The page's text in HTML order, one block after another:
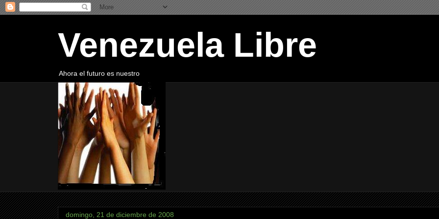
Venezuela Libre
Ahora el futuro es nuestro
domingo, 21 de diciembre de 2008